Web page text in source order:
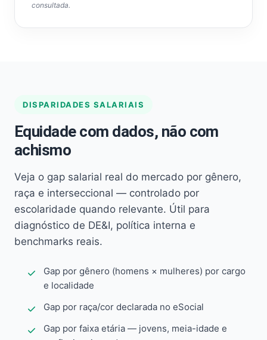
consultada.
DISPARIDADES SALARIAIS
Equidade com dados, não com
achismo
Veja o gap salarial real do mercado por gênero,
raça e interseccional — controlado por
escolaridade quando relevante. Útil para
diagnóstico de DE&I, política interna e
benchmarks reais.
Gap por gênero (homens × mulheres) por cargo
e localidade
Gap por raça/cor declarada no eSocial
Gap por faixa etária — jovens, meia-idade e